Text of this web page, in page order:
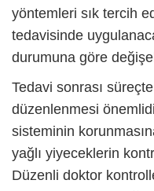
yöntemleri sık tercih
tedavisinde
durumuna göre
Tedavi sonrası
düzenlenmesi
sisteminin
yağlı yiyeceklerin
Düzenli doktor